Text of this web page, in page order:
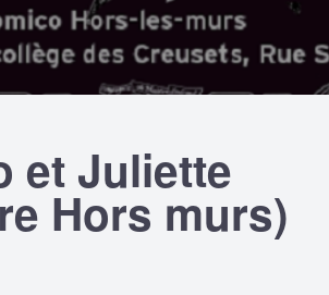
et Juliette
Hors murs)